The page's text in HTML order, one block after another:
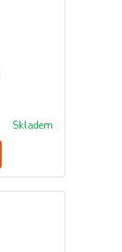
Skladem